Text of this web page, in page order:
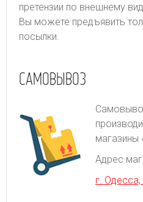
претензии по внешнему
Вы можете предъявить
посылки.
САМОВЫВОЗ
магазины
Адрес
г.